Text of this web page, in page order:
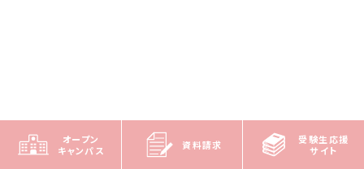
オープン
キャンパス
資料請求
受験生応援
サイト
Profile